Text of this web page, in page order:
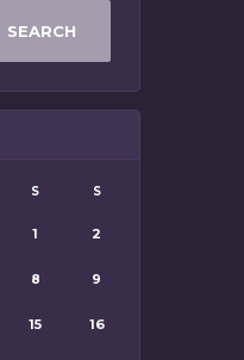
SEARCH
S S
1 2
8 9
15 16